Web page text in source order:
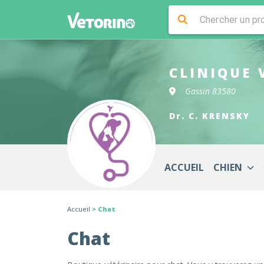
CLINIQUE
Gassin 83580
Dr. C. KRENSKY
ACCUEIL CHIEN
Accueil > Chat
Chat